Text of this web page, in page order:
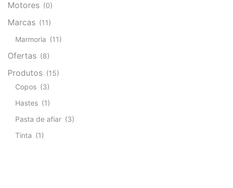
Motores (0)
Marcas (11)
Marmoria (11)
Ofertas (8)
Produtos (15)
Copos (3)
Hastes (1)
Pasta de afiar (3)
Tinta (1)